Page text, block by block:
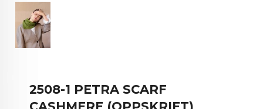
2508-1 PETRA SCARF